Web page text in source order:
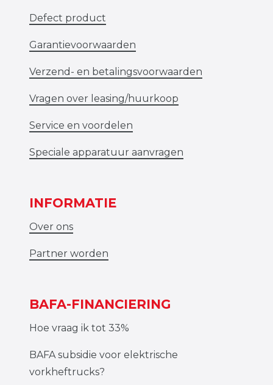
Defect product
Garantievoorwaarden
Verzend- en betalingsvoorwaarden
Vragen over leasing/huurkoop
Service en voordelen
Speciale apparatuur aanvragen
INFORMATIE
Over ons
Partner worden
BAFA-FINANCIERING
Hoe vraag ik tot 33%
BAFA subsidie voor elektrische
vorkheftrucks?